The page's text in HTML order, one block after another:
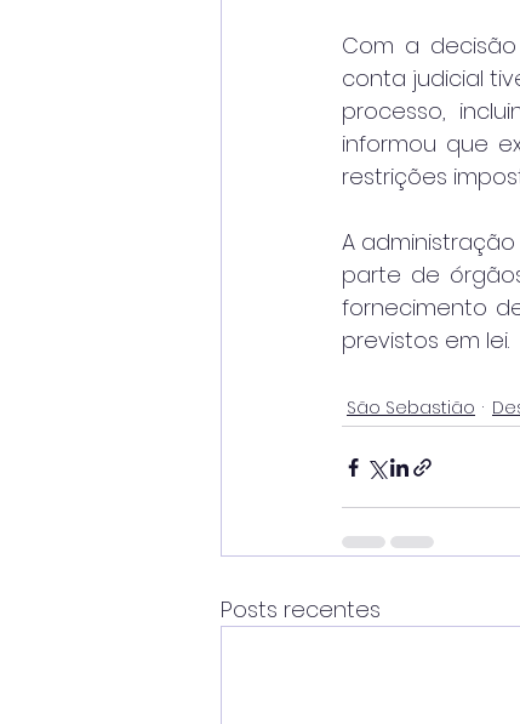
Com a
conta judicial
processo,
informou que
restrições
A
parte de
fornecimento
previstos em lei.
São Sebastião
Posts recentes